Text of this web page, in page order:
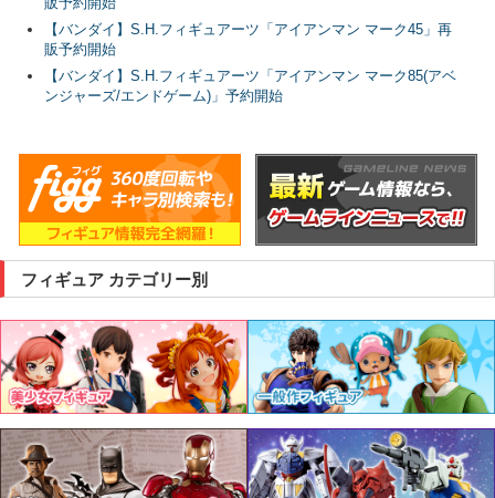
【バンダイ】S.H.フィギュアーツ「アイアンマン マーク45」再
販予約開始
【バンダイ】S.H.フィギュアーツ「アイアンマン マーク85(アベ
ンジャーズ/エンドゲーム)」予約開始
フィギュア カテゴリー別